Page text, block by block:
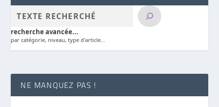
recherche avancée...
par catégorie, niveau, type d'article...
NE MANQUEZ PAS !